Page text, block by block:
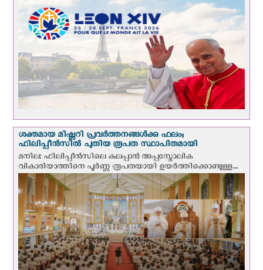
ശക്തമായ മിഷ്ണറി പ്രവർത്തനങ്ങൾക്കു ഫലം;
ഫിലിപ്പീൻസിൽ പുതിയ രൂപത സ്ഥാപിതമായി
മനില: ഫിലിപ്പീൻസിലെ കലപ്പാൻ അപ്പസ്തോലിക
വികാരിയാത്തിനെ പൂർണ്ണ രൂപതയായി ഉയർത്തിക്കൊണ്ടുള്ള...